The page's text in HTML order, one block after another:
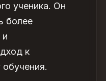
ученика. Он
более
и
к